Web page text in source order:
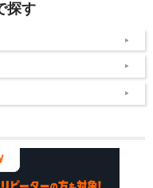
探す